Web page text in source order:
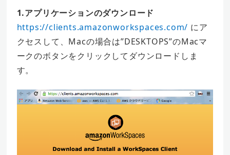
1.アプリケーションのダウンロード
https://clients.amazonworkspaces.com/ にア
クセスして、Macの場合は”DESKTOPS”のMacマ
ークのボタンをクリックしてダウンロードしま
す。